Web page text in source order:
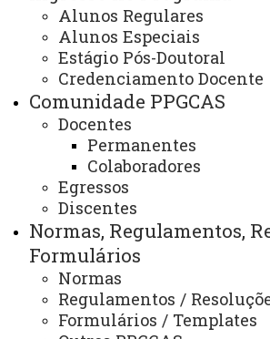
Alunos Regulares
Alunos Especiais
Estágio Pós-Doutoral
Credenciamento Docente
Comunidade PPGCAS
Docentes
Permanentes
Colaboradores
Egressos
Discentes
Normas, Regulamentos,
Formulários
Normas
Regulamentos /
Formulários / Templates
Edital 012/2025 –
Inscrições para o
Proficiência em Língua
Estrangeira (Inglês)
Edital 012/2025 – PPGCAS –
Exame de Proficiência em
(Inglês).pdf
ATUALIZAÇÃO MAIS RECENTE: 18
2025
ACESSOS: 301